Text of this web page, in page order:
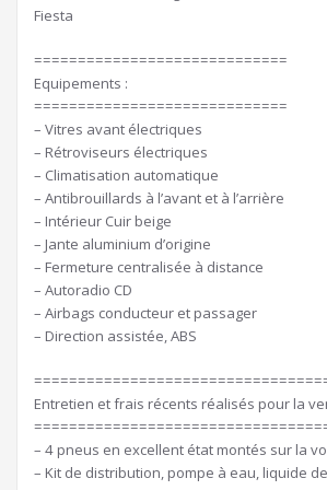
Fiesta
=============================
Equipements :
=============================
– Vitres avant électriques
– Rétroviseurs électriques
– Climatisation automatique
– Antibrouillards à l’avant et à l’arrière
– Intérieur Cuir beige
– Jante aluminium d’origine
– Fermeture centralisée à distance
– Autoradio CD
– Airbags conducteur et passager
– Direction assistée, ABS
Entretien et frais récents réalisés pour la
– 4 pneus en excellent état montés sur la
– Kit de distribution, pompe à eau, liquide